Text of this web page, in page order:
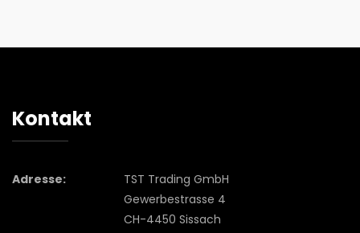
Kontakt
Adresse:
TST Trading GmbH
Gewerbestrasse 4
CH-4450 Sissach